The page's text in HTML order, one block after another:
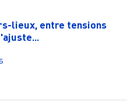
lieux, entre tensions